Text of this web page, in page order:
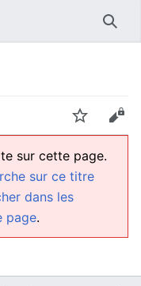
Suivre
sur cette page.
sur ce titre
dans les
page.